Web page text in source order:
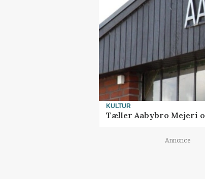
KULTUR
Tæller Aabybro Mejeri
Annonce